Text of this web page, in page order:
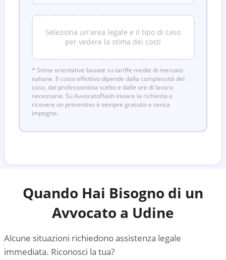
Seleziona un'area legale e il tipo di caso
per vedere la stima dei costi
* Stime orientative basate su tariffe medie di mercato
italiane. Il costo effettivo dipende dalla complessità del
caso, dal professionista scelto e dalle ore di lavoro
necessarie. Su AvvocatoFlash inviare la richiesta e
ricevere un preventivo è sempre gratuito e senza
impegno.
Quando Hai Bisogno di un
Avvocato a Udine
Alcune situazioni richiedono assistenza legale
immediata. Riconosci la tua?